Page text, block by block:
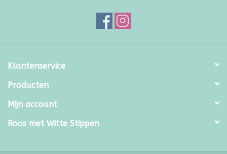
Furry Friends
Klantenservice
Producten
Mijn account
Roos met Witte Stippen